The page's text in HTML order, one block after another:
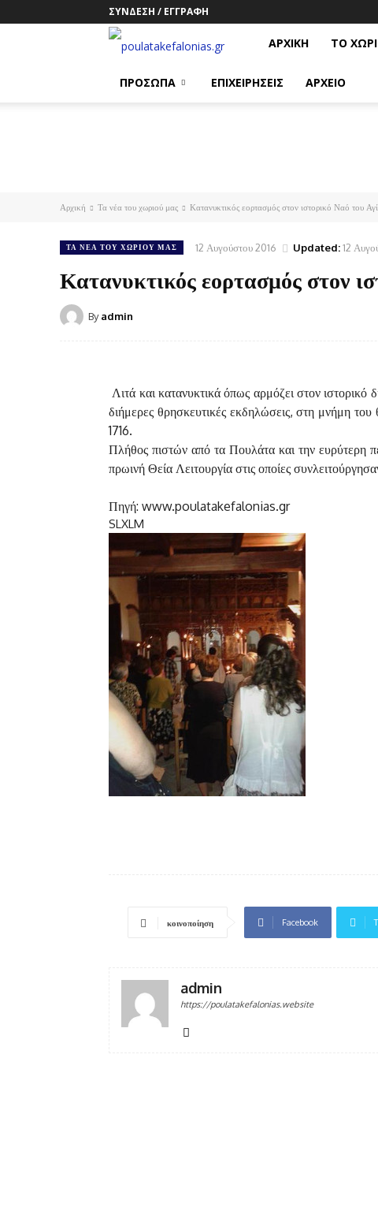
ΣΎΝΔΕΣΗ / ΕΓΓΡΑΦΉ
poulatakefalonias.gr
ΑΡΧΙΚΗ ΤΟ
ΠΡΟΣΩΠΑ ΕΠΙΧΕΙΡΗΣΕΙΣ ΑΡΧΕΙΟ
Αρχική Τα νέα του χωριού μας Κατανυκτικός εορτασμός στον ιστορικό Ναό του
ΤΑ ΝΈΑ ΤΟΥ ΧΩΡΙΟΎ ΜΑΣ 12 Αυγούστου 2016 Updated:12
Κατανυκτικός εορτασμός στον
By admin
Λιτά και κατανυκτικά όπως αρμόζει στον
διήμερες θρησκευτικές εκδηλώσεις, στη μνήμη
1716.
Πλήθος πιστών από τα Πουλάτα και την ευρύτερη
πρωινή Θεία Λειτουργία στις οποίες
Πηγή: www.poulatakefalonias.gr
SL XL M
κοινοποίηση Facebook
admin
https://poulatakefalonias.website